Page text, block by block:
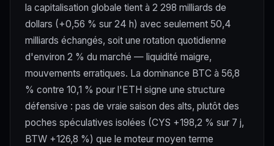
la capitalisation globale tient à 2 298 milliards de
dollars (+0,56 % sur 24 h) avec seulement 50,4
milliards échangés, soit une rotation quotidienne
d'environ 2 % du marché — liquidité maigre,
mouvements erratiques. La dominance BTC à 56,8
% contre 10,1 % pour l'ETH signe une structure
défensive : pas de vraie saison des alts, plutôt des
poches spéculatives isolées (CYS +198,2 % sur 7 j,
BTW +126,8 %) que le moteur moyen terme